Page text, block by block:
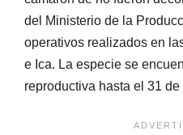
del Ministerio de la
operativos realizados en
e Ica. La especie se
reproductiva hasta el 31